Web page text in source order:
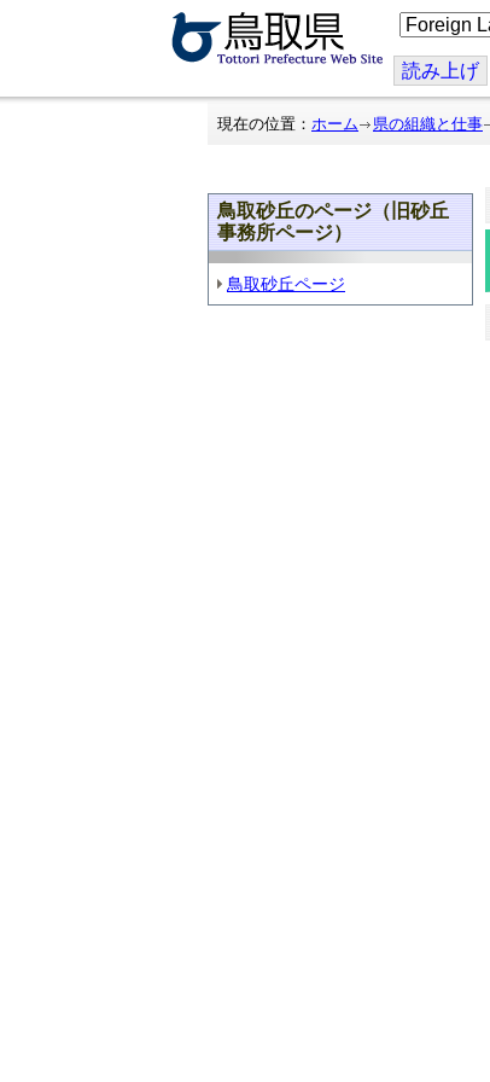
こ
の
ジ
を
翻
読み上げ
現在の位置： ホーム 県の組織と仕事
鳥取砂丘のページ（旧砂丘
事務所ページ）
鳥取砂丘ページ